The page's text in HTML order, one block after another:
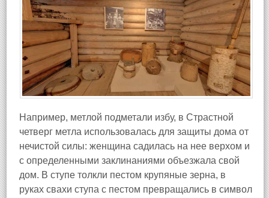
Например, метлой подметали избу, в Страстной
четверг метла использовалась для защиты дома от
нечистой силы: женщина садилась на нее верхом и
с определенными заклинаниями объезжала свой
дом. В ступе толкли пестом крупяные зерна, в
руках свахи ступа с пестом превращались в символ